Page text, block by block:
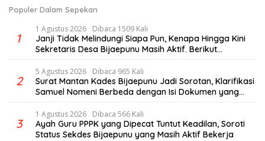
Populer Dalam Sepekan
1
1 Agustus 2026 Dibaca 1509 Kali
Janji Tidak Melindungi Siapa Pun, Kenapa Hingga Kini
Sekretaris Desa Bijaepunu Masih Aktif. Berikut
penjelasan Ketua Komisi I DPRD TTS.
2
5 Agustus 2026 Dibaca 965 Kali
Surat Mantan Kades Bijaepunu Jadi Sorotan, Klarifikasi
Samuel Nomeni Berbeda dengan Isi Dokumen yang
Beredar
3
1 Agustus 2026 Dibaca 566 Kali
Ayah Guru PPPK yang Dipecat Tuntut Keadilan, Soroti
Status Sekdes Bijaepunu yang Masih Aktif Bekerja